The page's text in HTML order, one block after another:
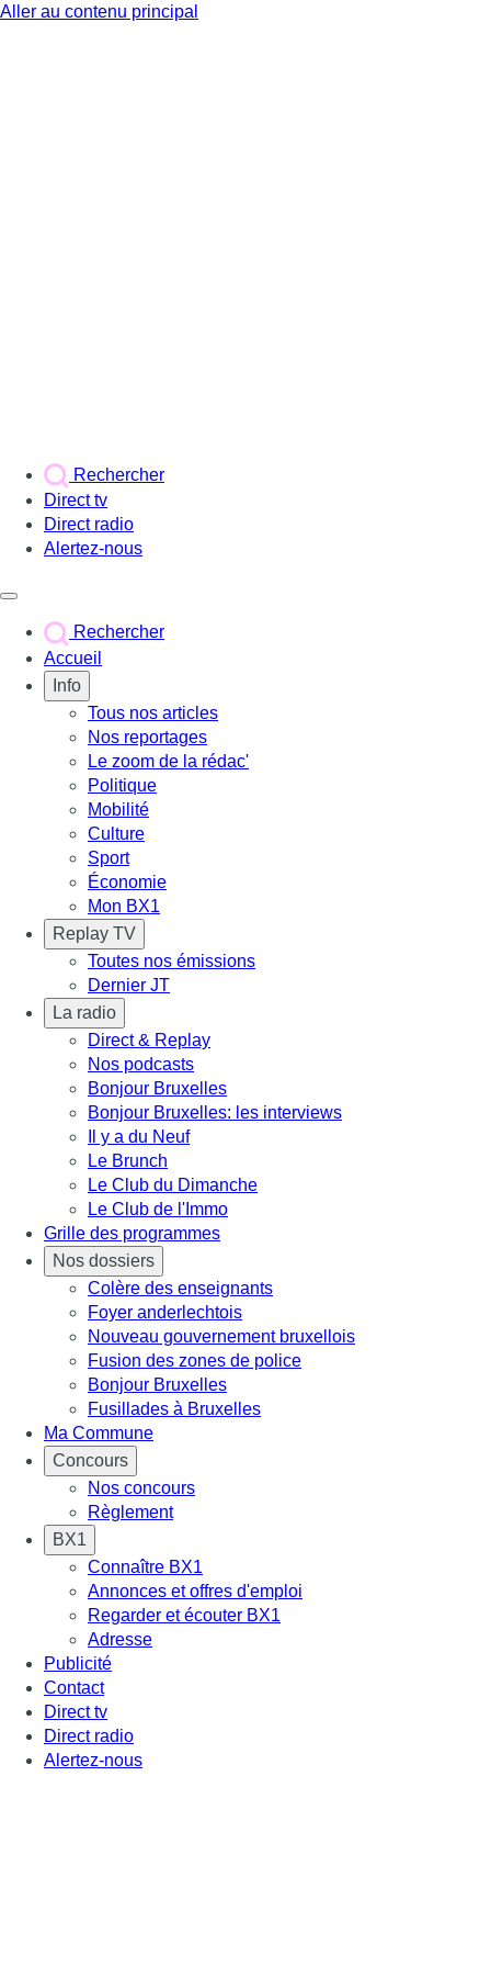
Aller au contenu principal
Rechercher
Direct tv
Direct radio
Alertez-nous
Rechercher
Accueil
Info
Tous nos articles
Nos reportages
Le zoom de la rédac'
Politique
Mobilité
Culture
Sport
Économie
Mon BX1
Replay TV
Toutes nos émissions
Dernier JT
La radio
Direct & Replay
Nos podcasts
Bonjour Bruxelles
Bonjour Bruxelles: les interviews
Il y a du Neuf
Le Brunch
Le Club du Dimanche
Le Club de l'Immo
Grille des programmes
Nos dossiers
Colère des enseignants
Foyer anderlechtois
Nouveau gouvernement bruxellois
Fusion des zones de police
Bonjour Bruxelles
Fusillades à Bruxelles
Ma Commune
Concours
Nos concours
Règlement
BX1
Connaître BX1
Annonces et offres d'emploi
Regarder et écouter BX1
Adresse
Publicité
Contact
Direct tv
Direct radio
Alertez-nous